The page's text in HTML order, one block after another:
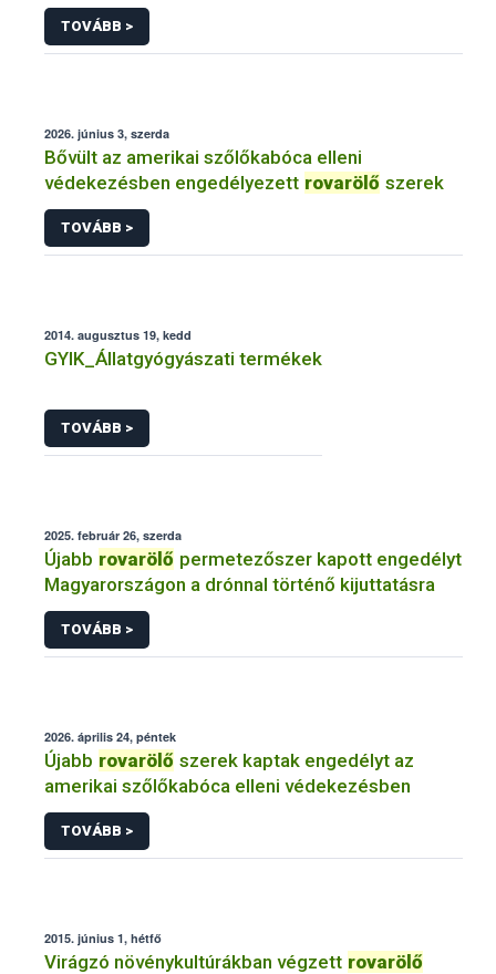
TOVÁBB >
2026. június 3, szerda
Bővült az amerikai szőlőkabóca elleni
védekezésben engedélyezett rovarölő szerek
TOVÁBB >
2014. augusztus 19, kedd
GYIK_Állatgyógyászati termékek
TOVÁBB >
2025. február 26, szerda
Újabb rovarölő permetezőszer kapott engedélyt
Magyarországon a drónnal történő kijuttatásra
TOVÁBB >
2026. április 24, péntek
Újabb rovarölő szerek kaptak engedélyt az
amerikai szőlőkabóca elleni védekezésben
TOVÁBB >
2015. június 1, hétfő
Virágzó növénykultúrákban végzett rovarölő